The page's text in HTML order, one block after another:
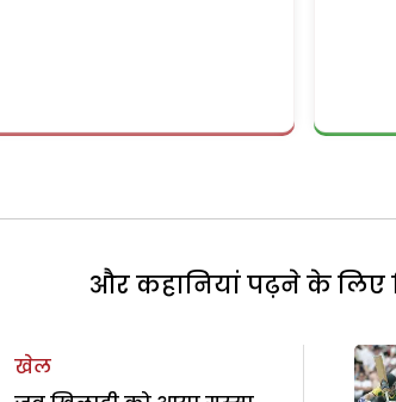
और कहानियां पढ़ने के लिए
खेल